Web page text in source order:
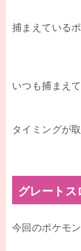
捕まえている
いつも捕まえ
タイミングが
グレートス
今回のポケモ